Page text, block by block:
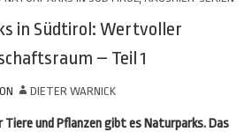
in Südtirol: Wertvoller
– Teil 1
DIETER WARNICK
und Pflanzen gibt es Naturparks. Das